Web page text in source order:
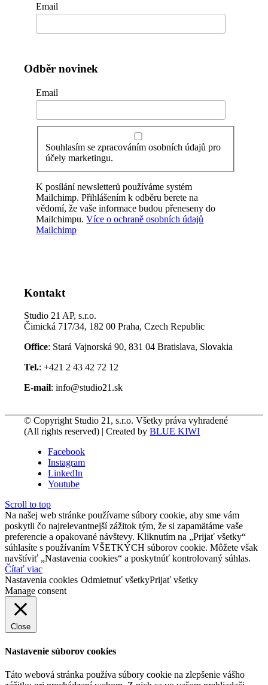
Email
Odběr novinek
Email
Souhlasím se zpracováním osobních údajů pro
účely marketingu.
K posílání newsletterů používáme systém
Mailchimp. Přihlášením k odběru berete na
vědomí, že vaše informace budou přeneseny do
Mailchimpu.Více o ochraně osobních údajů
Mailchimp
Kontakt
Studio 21 AP, s.r.o.
Čimická 717/34, 182 00 Praha, Czech Republic
Office: Stará Vajnorská 90, 831 04 Bratislava, Slovakia
Tel.: +421 2 43 42 72 12
E-mail: info@studio21.sk
© Copyright Studio 21, s.r.o. Všetky práva vyhradené
(All rights reserved) | Created byBLUE KIWI
Facebook
Instagram
LinkedIn
Youtube
Scroll to top
Na našej web stránke používame súbory cookie, aby sme vám
poskytli čo najrelevantnejší zážitok tým, že si zapamätáme vaše
preferencie a opakované návštevy. Kliknutím na „Prijať všetky“
súhlasíte s používaním VŠETKÝCH súborov cookie. Môžete však
navštíviť „Nastavenia cookies“ a poskytnúť kontrolovaný súhlas.
Čítať viac
Nastavenia cookies Odmietnuť všetkyPrijať všetky
Manage consent
Close
Nastavenie súborov cookies
Táto webová stránka používa súbory cookie na zlepšenie vášho